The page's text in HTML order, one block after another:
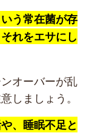
う常在菌が存
れをエサにし
オーバーが乱
しましょう。
、睡眠不足と